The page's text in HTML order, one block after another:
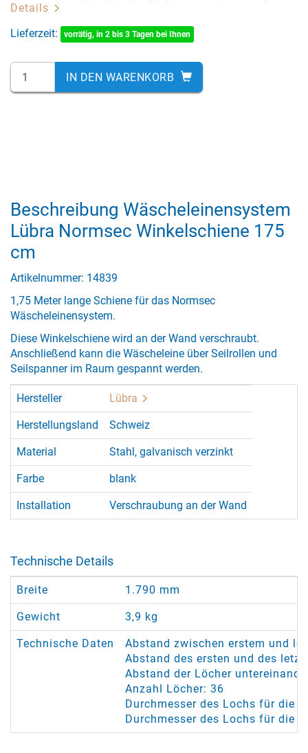
Details
Lieferzeit:
vorrätig, in 2 bis 3 Tagen bei Ihnen
IN DEN WARENKORB
Beschreibung Wäscheleinensystem
Lübra Normsec Winkelschiene 175
cm
Artikelnummer: 14839
1,75 Meter lange Schiene für das Normsec
Wäscheleinensystem.
Diese Winkelschiene wird an der Wand verschraubt.
Anschließend kann die Wäscheleine über Seilrollen und
Seilspanner im Raum gespannt werden.
Hersteller Lübra
Herstellungsland Schweiz
Material Stahl, galvanisch verzinkt
Farbe blank
Installation Verschraubung an der Wand
Technische Details
Breite 1.790 mm
Gewicht 3,9 kg
Technische Daten
Abstand zwischen erstem und
Abstand des ersten und des
Abstand der Löcher
Anzahl Löcher: 36
Durchmesser des Lochs für die
Durchmesser des Lochs für die